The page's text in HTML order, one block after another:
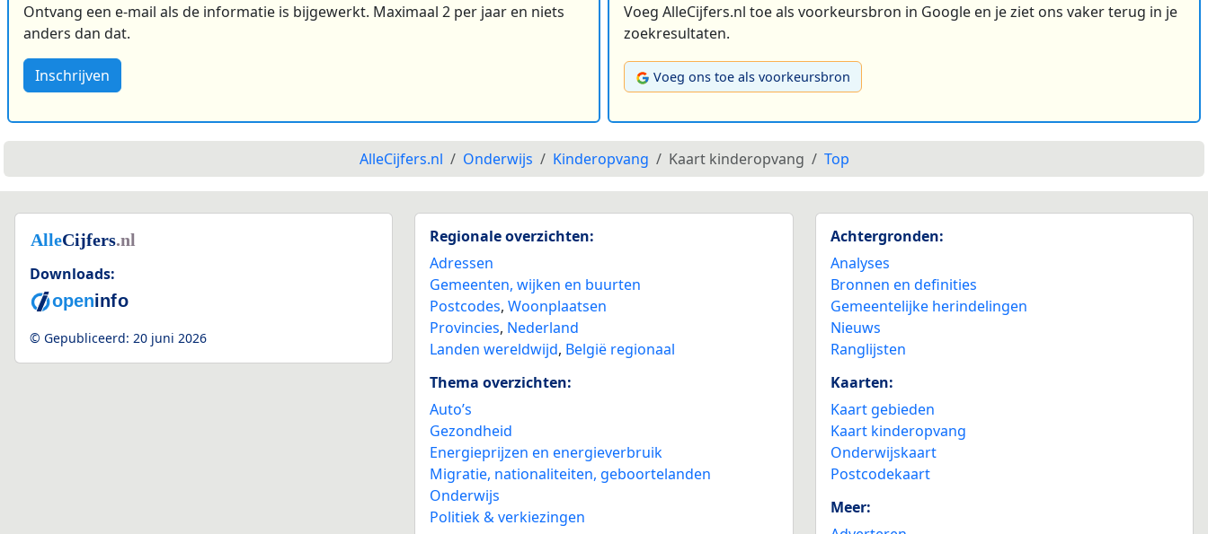
Ontvang een e-mail als de informatie is bijgewerkt. Maximaal 2 per jaar en niets
anders dan dat.
Inschrijven
Voeg AlleCijfers.nl toe als voorkeursbron in Google en je ziet ons vaker terug in je
zoekresultaten.
Voeg ons toe als voorkeursbron
AlleCijfers.nl Onderwijs Kinderopvang Kaart kinderopvang Top
Downloads:
© Gepubliceerd: 20 juni 2026
Regionale overzichten:
Adressen
Gemeenten, wijken en buurten
Postcodes,Woonplaatsen
Provincies, Nederland
Landen wereldwijd, België regionaal
Thema overzichten:
Auto’s
Gezondheid
Energieprijzen en energieverbruik
Migratie, nationaliteiten, geboortelanden
Onderwijs
Politiek & verkiezingen
Achtergronden:
Analyses
Bronnen en definities
Gemeentelijke herindelingen
Nieuws
Ranglijsten
Kaarten:
Kaart gebieden
Kaart kinderopvang
Onderwijskaart
Postcodekaart
Meer: